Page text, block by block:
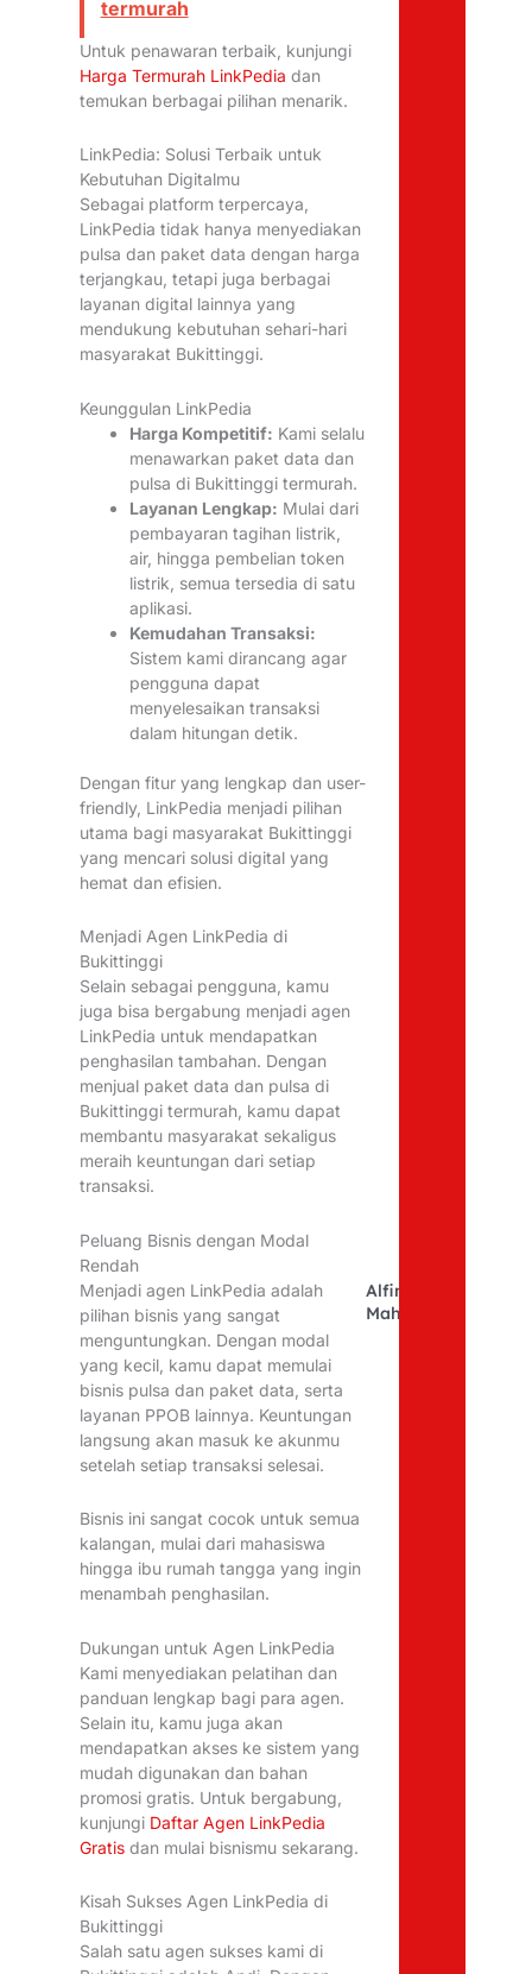
termurah
Untuk penawaran terbaik, kunjungi
Harga Termurah LinkPedia dan
temukan berbagai pilihan menarik.
LinkPedia: Solusi Terbaik untuk
Kebutuhan Digitalmu
Sebagai platform terpercaya,
LinkPedia tidak hanya menyediakan
pulsa dan paket data dengan harga
terjangkau, tetapi juga berbagai
layanan digital lainnya yang
mendukung kebutuhan sehari-hari
masyarakat Bukittinggi.
Keunggulan LinkPedia
Harga Kompetitif: Kami selalu
menawarkan paket data dan
pulsa di Bukittinggi termurah.
Layanan Lengkap: Mulai dari
pembayaran tagihan listrik,
air, hingga pembelian token
listrik, semua tersedia di satu
aplikasi.
Kemudahan Transaksi:
Sistem kami dirancang agar
pengguna dapat
menyelesaikan transaksi
dalam hitungan detik.
Dengan fitur yang lengkap dan user-
friendly, LinkPedia menjadi pilihan
utama bagi masyarakat Bukittinggi
yang mencari solusi digital yang
hemat dan efisien.
Menjadi Agen LinkPedia di
Bukittinggi
Selain sebagai pengguna, kamu
juga bisa bergabung menjadi agen
LinkPedia untuk mendapatkan
penghasilan tambahan. Dengan
menjual paket data dan pulsa di
Bukittinggi termurah, kamu dapat
membantu masyarakat sekaligus
meraih keuntungan dari setiap
transaksi.
Peluang Bisnis dengan Modal
Rendah
Menjadi agen LinkPedia adalah
pilihan bisnis yang sangat
menguntungkan. Dengan modal
yang kecil, kamu dapat memulai
bisnis pulsa dan paket data, serta
layanan PPOB lainnya. Keuntungan
langsung akan masuk ke akunmu
setelah setiap transaksi selesai.
Bisnis ini sangat cocok untuk semua
kalangan, mulai dari mahasiswa
hingga ibu rumah tangga yang ingin
menambah penghasilan.
Dukungan untuk Agen LinkPedia
Kami menyediakan pelatihan dan
panduan lengkap bagi para agen.
Selain itu, kamu juga akan
mendapatkan akses ke sistem yang
mudah digunakan dan bahan
promosi gratis. Untuk bergabung,
kunjungi Daftar Agen LinkPedia
Gratisdan mulai bisnismu sekarang.
Kisah Sukses Agen LinkPedia di
Bukittinggi
Salah satu agen sukses kami di
Alfina
Mahfudhoh